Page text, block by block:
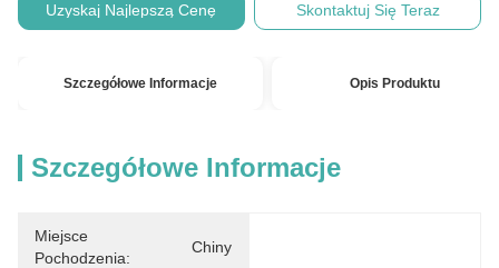
Uzyskaj Najlepszą Cenę Skontaktuj Się Teraz
Szczegółowe Informacje Opis Produktu
Szczegółowe Informacje
Miejsce
Pochodzenia:
Chiny